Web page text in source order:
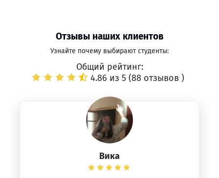
Отзывы наших клиентов
Узнайте почему выбирают студенты:
Общий рейтинг:
4.86 из 5 (88 отзывов )
Вика